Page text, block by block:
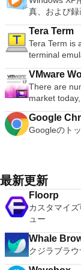
トヴィエシ
ク、ポルス
スロベンツ
Svenska、
バイス間の
の高度なキーが含まれ
ート。 VNC Connectサブスクリプションには、無料、有料、
試用の3つの
ンごとに、
ューターに
に、
シンでVNC
ーターを確認して接続
と、セッシ
はすぐに各
ダウンロード
Vimeoで4K
の向上：
および
注：これは
Microsoft Office
2007。 Microsoft Office PowerPoint 2007。 Microsoft Office
Publisher 2007。 Microsoft Office Visio
Office Word 2007。 2007 Microsoft
Microsoft
Office
Office
す。 システ
ステム。
Office 2016
French,
languages. To
single click! Despite being a free suite, WPS Office comes
with many
adjustment
converter,
2016
Roaming and
Writer
processing
Although it is
many
adjustment
converter,
It also has
document,
support. Overall, WPS Office 2016 Free is a good alternative
to
processor;
真、および録
適な機能を
めのポータ
との共有も、すべ
まったく新
ます。 大好
楽しくなり
音楽、ビデ
しめます。
写真にアク
Tera Term
Tera Term is
terminal emulator
computer
supports telnet,
has a built-in
plugins. Key features include: Automatically creates logs with
unique log
ports. Supports
a useful
system
which is easy to
host
VMware
There are
market
place
the easiest
it comes to
anywhere on
Support -
Restricted
virtual
Haswell
16 vCPUs,
IPv6 Support
Google
Googleのト
最新更新
Floorp
カスタマイ
ュー
Whale
クジラブラ